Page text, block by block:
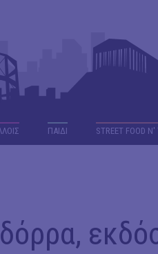
ΠΑΙΔΙ STREET FOOD N'